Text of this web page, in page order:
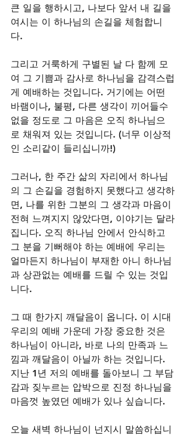
큰 일을 행하시고, 나보다 앞서 내 길을
여시는 이 하나님의 손길을 체험합니
다.
그리고 거룩하게 구별된 날 다 함께 모
여 그 기쁨과 감사로 하나님을 감격스럽
게 예배하는 것입니다. 거기에는 어떤
바램이나, 불평, 다른 생각이 끼어들수
없을 정도로 그 마음은 오직 하나님으
로 채워져 있는 것입니다. (너무 이상적
인 소리같이 들리십니까!)
그러나, 한 주간 삶의 자리에서 하나님
의 그 손길을 경험하지 못했다고 생각하
면, 나를 위한 그분의 그 생각과 마음이
전혀 느껴지지 않았다면, 이야기는 달라
집니다. 오직 하나님 안에서 안식하고
그 분을 기뻐해야 하는 예배에 우리는
얼마든지 하나님이 부재한 아니 하나님
과 상관없는 예배를 드릴 수 있는 것입
니다.
그 때 한가지 깨달음이 옵니다. 이 시대
우리의 예배 가운데 가장 중요한 것은
하나님이 아니라, 바로 나의 만족과 느
낌과 깨달음이 아닐까 하는 것입니다.
지난 1년 저의 예배를 돌아보니 그 부담
감과 짖누르는 압박으로 진정 하나님을
마음껏 높였던 예배가 있나 싶습니다.
오늘 새벽 하나님이 넌지시 말씀하십니